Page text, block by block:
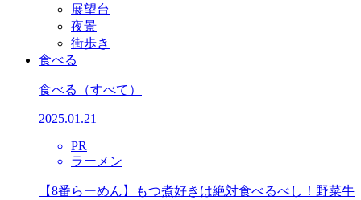
展望台
夜景
街歩き
食べる
食べる （すべて）
2025.01.21
PR
ラーメン
【8番らーめん】もつ煮好きは絶対食べるべし！野菜牛